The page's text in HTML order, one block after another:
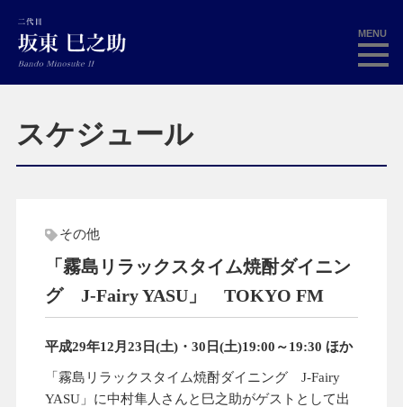
MENU
スケジュール
その他
「霧島リラックスタイム焼酎ダイニン
グ J-Fairy YASU」 TOKYO FM
平成29年12月23日(土)・30日(土)19:00～19:30 ほか
「霧島リラックスタイム焼酎ダイニング J-Fairy
YASU」に中村隼人さんと巳之助がゲストとして出